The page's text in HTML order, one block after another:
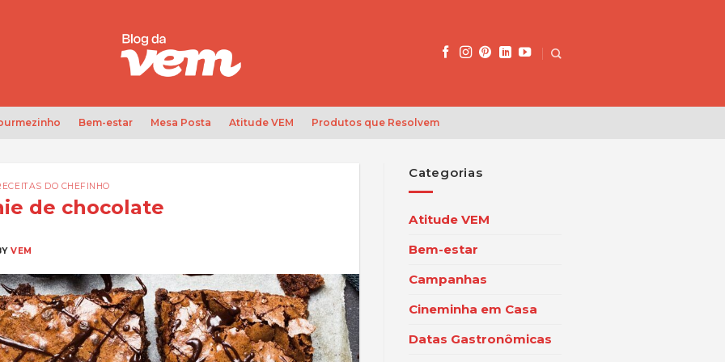
Bem-estar Mesa Posta Atitude VEM Produtos que Resolvem
DO CHEFINHO
de chocolate
VEM
Categorias
Atitude VEM
Bem-estar
Campanhas
Cineminha em Casa
Datas Gastronômicas